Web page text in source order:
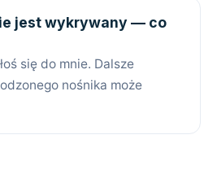
jest wykrywany — co
się do mnie. Dalsze
nośnika może